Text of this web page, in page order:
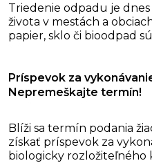
Triedenie odpadu je
života v mestách a
papier, sklo či bioodpad
v komunálnom odpade
triedený zber fungoval
Príspevok za
Nepremeškajte termín!
Blíži sa termín podania
získať príspevok za
biologicky